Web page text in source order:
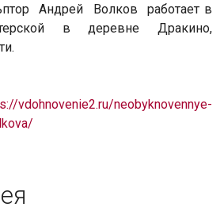
Андрей Волков работает в
в деревне Дракино,
vdohnovenie2.ru/neobyknovennye-